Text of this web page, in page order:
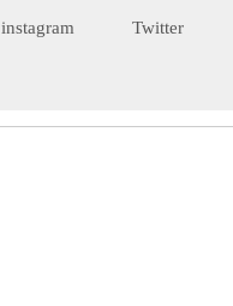
instagram Twitter